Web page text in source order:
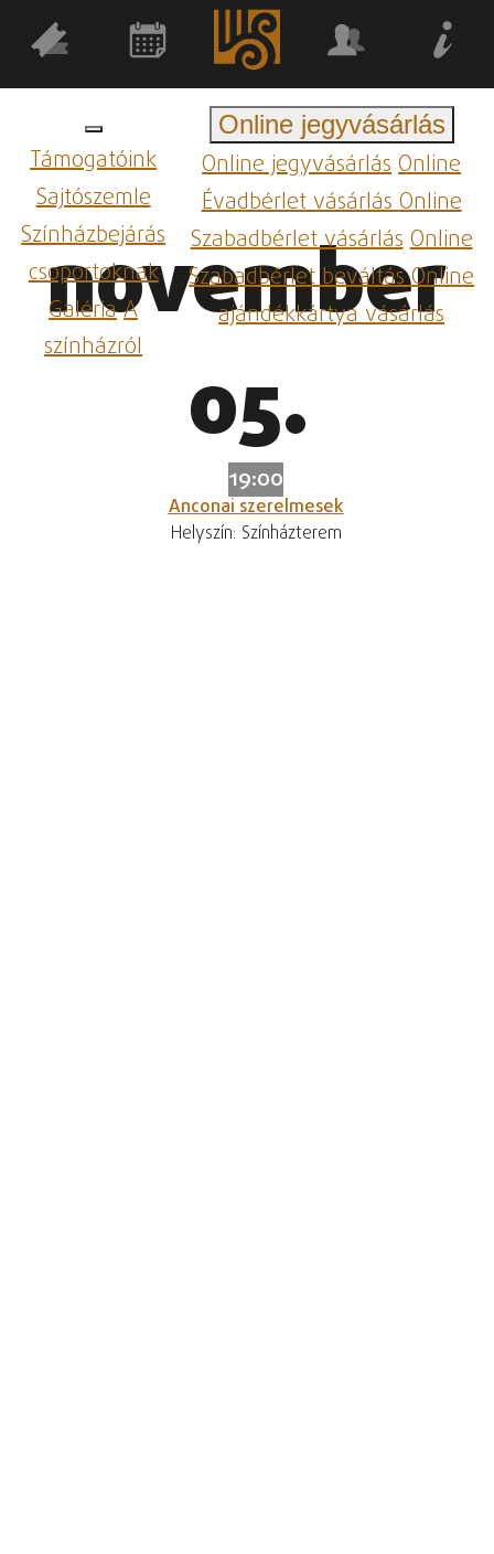
Támogatóink
Sajtószemle
Színházbejárás
csoportoknak
GalériaA
színházról
Online jegyvásárlás
Online jegyvásárlásOnline
Évadbérlet vásárlásOnline
Szabadbérlet vásárlásOnline
Szabadbérlet beváltásOnline
ajándékkártya vásárlás
november
05.
19:00
Anconai szerelmesek
Helyszín: Színházterem